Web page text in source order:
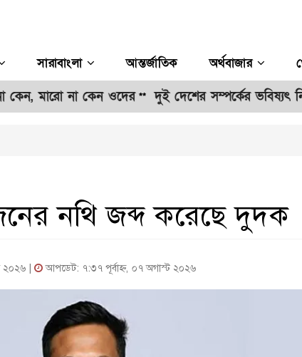
সারাবাংলা আন্তর্জাতিক অর্থবাজার
না কেন ওদের ** দুই দেশের সম্পর্কের ভবিষ্যৎ নির্ধারণে
নথি জব্দ করেছে দুদক
২০২৬ |
আপডেট: ৭:৩৭ পূর্বাহ্ন, ০৭ অগাস্ট ২০২৬